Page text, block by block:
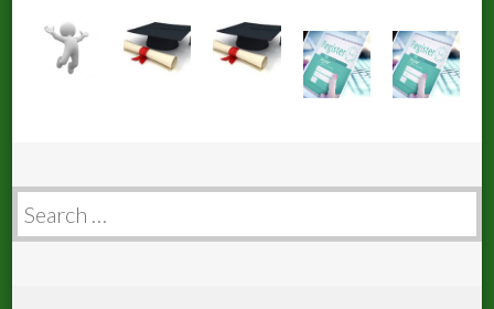
Search
for: